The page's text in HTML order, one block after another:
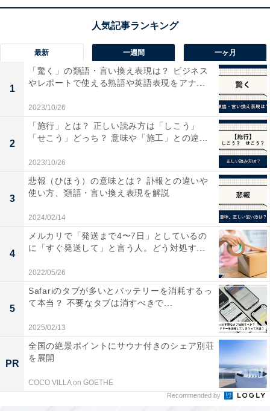
摩擦が発生します。これを問題視した欧米諸国からは
「日本人は働きすぎだ」と批判を受けたほか、国内でも
削減しようとする動きが出てきました。
とはいえ、実際にノー残業デーの取り組みが広まり始め
たのは、時短や週休2日制が定着し始めた1990年代前半
です。バブルの崩壊で賃上げが難しくなった代わりに、
労働時間短縮を求める動きが活発化し、春闘でも「週1
回のノー残業デー」を掲げた労使交渉が行われました。
さらに、近年では過重労働によるうつ病や過労死などが
クローズアップされることが増え、従業員の心身の健康
を害する働き方が問題視されるようになりました。
国も「働き方改革」を掲げ、長時間労働の是正などによ
る働きやすい環境の実現と、企業の生産性を高める取り
組みを推進しています。このような社会環境、時代背景
の変化を受け、ノー残をはじめとする労働時間短縮のた
めの施策はますます重要なものとなっています。
最新 一週間 一ヶ月
1
「驚く」の類語・言い換え表現は？ ビジネス
やレポートで使える熟語や英語表現をアナ...
2023/10/26
2
「施行」とは？ 正しい読み方は「しこう」
「せこう」どっち？ 意味や「施工」との違...
2023/10/26
3
悲報（ひほう）の意味とは？ 訃報との違いや
使い方、類語・言い換え表現を解説
2024/02/14
4
メルカリで「発送まで4〜7日」としているの
に「すぐ発送して」と言う人。どう対処す...
2022/05/26
5
Safariのタブが多いとバッテリーを消耗するっ
て本当？ 不要なタブは消すべきで...
2025/02/13
PR
全国の絶景ポイントにサウナ付きのシェア別荘
を展開
COCO VILLA on GOETHE
Recommended by